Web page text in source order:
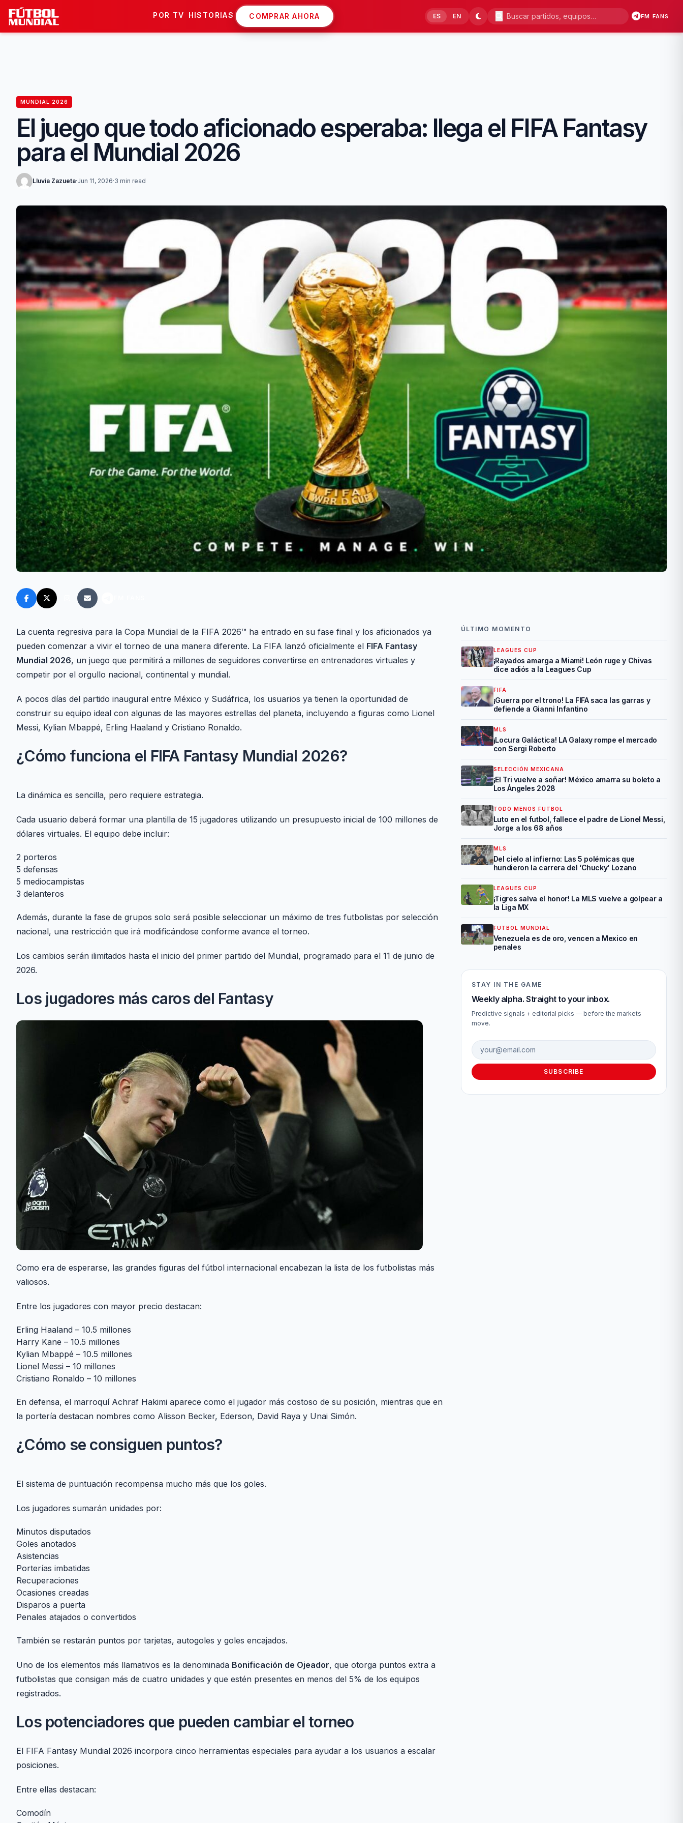
Skip to content
POR TV HISTORIAS COMPRAR AHORA ES EN FM FANS
MUNDIAL 2026
El juego que todo aficionado esperaba: llega el FIFA Fantasy
para el Mundial 2026
Lluvia Zazueta·Jun 11, 2026·3 min read
La cuenta regresiva para la Copa Mundial de la FIFA 2026™ ha entrado en su fase final y los aficionados ya
pueden comenzar a vivir el torneo de una manera diferente. La FIFA lanzó oficialmente el FIFA Fantasy
Mundial 2026, un juego que permitirá a millones de seguidores convertirse en entrenadores virtuales y
competir por el orgullo nacional, continental y mundial.
A pocos días del partido inaugural entre México y Sudáfrica, los usuarios ya tienen la oportunidad de
construir su equipo ideal con algunas de las mayores estrellas del planeta, incluyendo a figuras como Lionel
Messi, Kylian Mbappé, Erling Haaland y Cristiano Ronaldo.
¿Cómo funciona el FIFA Fantasy Mundial 2026?
La dinámica es sencilla, pero requiere estrategia.
Cada usuario deberá formar una plantilla de 15 jugadores utilizando un presupuesto inicial de 100 millones de
dólares virtuales. El equipo debe incluir:
2 porteros
5 defensas
5 mediocampistas
3 delanteros
Además, durante la fase de grupos solo será posible seleccionar un máximo de tres futbolistas por selección
nacional, una restricción que irá modificándose conforme avance el torneo.
Los cambios serán ilimitados hasta el inicio del primer partido del Mundial, programado para el 11 de junio de
2026.
Los jugadores más caros del Fantasy
Como era de esperarse, las grandes figuras del fútbol internacional encabezan la lista de los futbolistas más
valiosos.
Entre los jugadores con mayor precio destacan:
Erling Haaland – 10.5 millones
Harry Kane – 10.5 millones
Kylian Mbappé – 10.5 millones
Lionel Messi – 10 millones
Cristiano Ronaldo – 10 millones
En defensa, el marroquí Achraf Hakimi aparece como el jugador más costoso de su posición, mientras que en
la portería destacan nombres como Alisson Becker, Ederson, David Raya y Unai Simón.
¿Cómo se consiguen puntos?
El sistema de puntuación recompensa mucho más que los goles.
Los jugadores sumarán unidades por:
Minutos disputados
Goles anotados
Asistencias
Porterías imbatidas
Recuperaciones
Ocasiones creadas
Disparos a puerta
Penales atajados o convertidos
También se restarán puntos por tarjetas, autogoles y goles encajados.
Uno de los elementos más llamativos es la denominada Bonificación de Ojeador, que otorga puntos extra a
futbolistas que consigan más de cuatro unidades y que estén presentes en menos del 5% de los equipos
registrados.
Los potenciadores que pueden cambiar el torneo
El FIFA Fantasy Mundial 2026 incorpora cinco herramientas especiales para ayudar a los usuarios a escalar
posiciones.
Entre ellas destacan:
Comodín
ÚLTIMO MOMENTO
LEAGUES CUP
¡Rayados amarga a Miami! León ruge y Chivas
dice adiós a la Leagues Cup
FIFA
¡Guerra por el trono! La FIFA saca las garras y
defiende a Gianni Infantino
MLS
¡Locura Galáctica! LA Galaxy rompe el mercado
con Sergi Roberto
SELECCIÓN MEXICANA
¡El Tri vuelve a soñar! México amarra su boleto a
Los Ángeles 2028
TODO MENOS FUTBOL
Luto en el futbol, fallece el padre de Lionel Messi,
Jorge a los 68 años
MLS
Del cielo al infierno: Las 5 polémicas que
hundieron la carrera del ‘Chucky’ Lozano
LEAGUES CUP
¡Tigres salva el honor! La MLS vuelve a golpear a
la Liga MX
FUTBOL MUNDIAL
Venezuela es de oro, vencen a Mexico en
penales
STAY IN THE GAME
Weekly alpha. Straight to your inbox.
Predictive signals + editorial picks — before the markets
move.
Email address
SUBSCRIBE